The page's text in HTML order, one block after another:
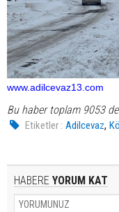
www.adilcevaz13.com
Bu haber toplam 9053
Etiketler : Adilcevaz,
HABERE YORUM KAT